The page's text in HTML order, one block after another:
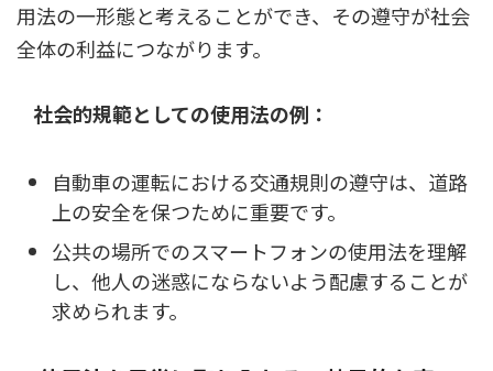
用法の一形態と考えることができ、その遵守が社会
全体の利益につながります。
社会的規範としての使用法の例：
自動車の運転における交通規則の遵守は、道路
上の安全を保つために重要です。
公共の場所でのスマートフォンの使用法を理解
し、他人の迷惑にならないよう配慮することが
求められます。